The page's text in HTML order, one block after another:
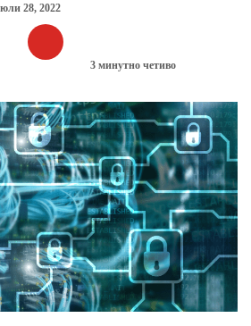
юли 28, 2022
3 минутно четиво